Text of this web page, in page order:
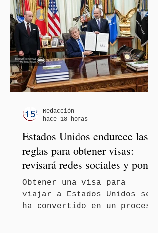
relaciones diplomáticas
entre los gobiernos de
México y Perú. “Es
importante que más allá de
la orientación política de
los gobiernos —porque hay
orientaciones políticas de
los gobiernos, llegan por
— es importante que México
tenga relaciones
diplomáticas con el mu
Estados Unidos endurece las
reglas para obtener visas:
revisará redes sociales y pone
freno al Turismo de
Nacimiento
Obtener una visa para
viajar a Estados Unidos se
ha convertido en un proceso
Redacción
hace 18 horas